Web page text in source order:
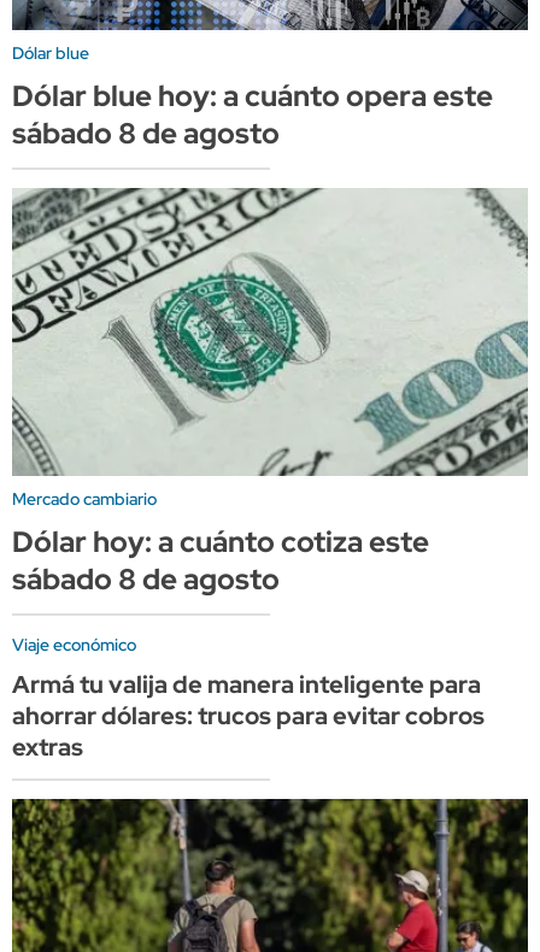
Dólar blue
Dólar blue hoy: a cuánto opera este
sábado 8 de agosto
Mercado cambiario
Dólar hoy: a cuánto cotiza este
sábado 8 de agosto
Viaje económico
Armá tu valija de manera inteligente para
ahorrar dólares: trucos para evitar cobros
extras